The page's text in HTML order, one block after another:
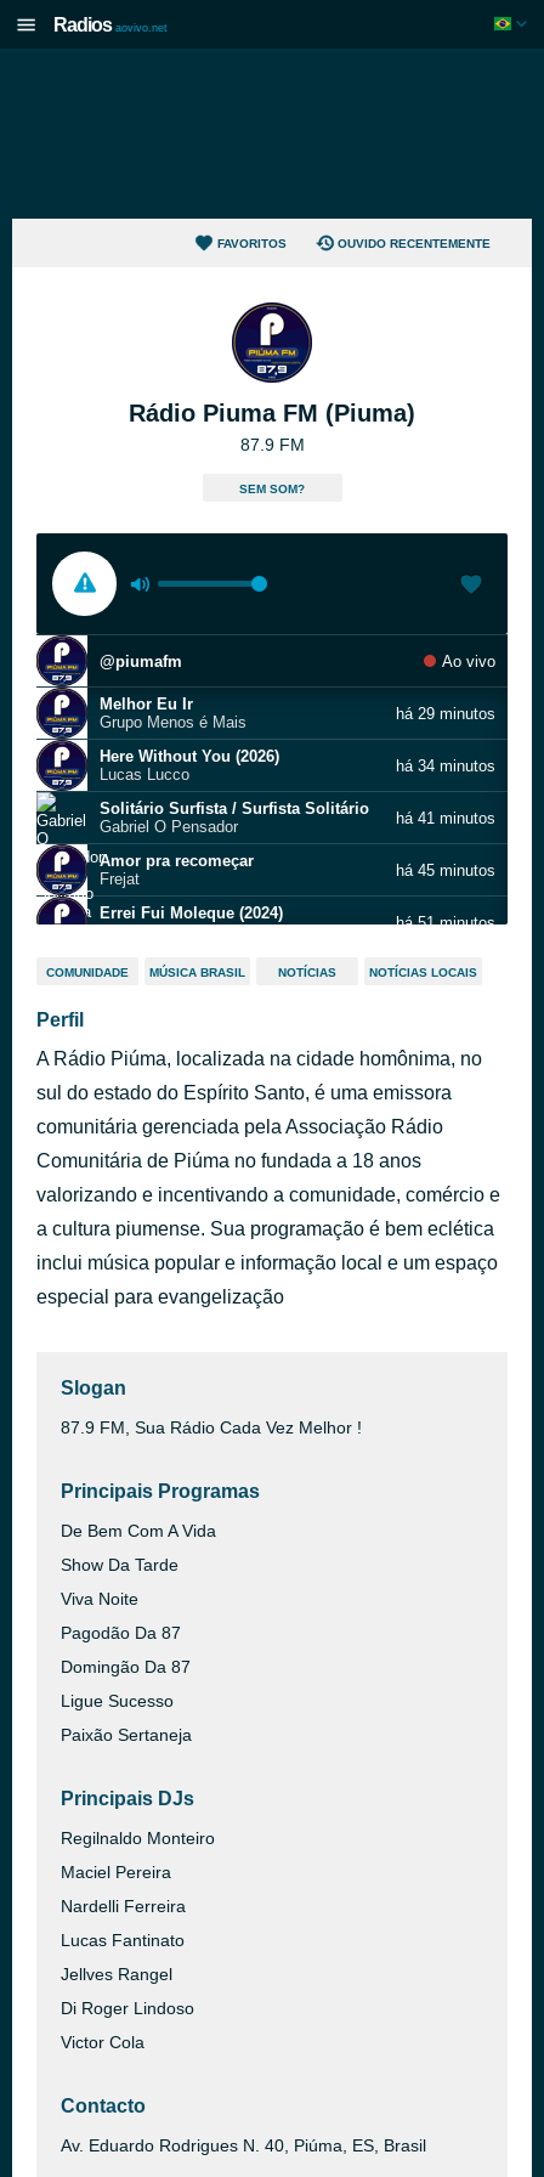
Radios aovivo.net
FAVORITOS OUVIDO RECENTEMENTE
Rádio Piuma FM (Piuma)
87.9 FM
SEM SOM?
@piumafm Ao vivo
Melhor Eu Ir
Grupo Menos é Mais
há 29 minutos
Here Without You (2026)
Lucas Lucco
há 34 minutos
Solitário Surfista / Surfista Solitário
Gabriel O Pensador
há 41 minutos
Amor pra recomeçar
Frejat
há 45 minutos
Errei Fui Moleque (2024)
há 51 minutos
@piumafm há 55 minutos
Voa Voa (feat. Tatau) (Ao Vivo em Salvador)
Alexandre Peixe
há 1 hora
COMUNIDADE MÚSICA BRASIL NOTÍCIAS NOTÍCIAS LOCAIS
Perfil
A Rádio Piúma, localizada na cidade homônima, no
sul do estado do Espírito Santo, é uma emissora
comunitária gerenciada pela Associação Rádio
Comunitária de Piúma no fundada a 18 anos
valorizando e incentivando a comunidade, comércio e
a cultura piumense. Sua programação é bem eclética
inclui música popular e informação local e um espaço
especial para evangelização
Slogan
87.9 FM, Sua Rádio Cada Vez Melhor !
Principais Programas
De Bem Com A Vida
Show Da Tarde
Viva Noite
Pagodão Da 87
Domingão Da 87
Ligue Sucesso
Paixão Sertaneja
Principais DJs
Regilnaldo Monteiro
Maciel Pereira
Nardelli Ferreira
Lucas Fantinato
Jellves Rangel
Di Roger Lindoso
Victor Cola
Contacto
Av. Eduardo Rodrigues N. 40, Piúma, ES, Brasil